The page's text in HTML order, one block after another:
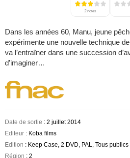
2 notes
Dans les années 60, Manu, jeune
expérimente une nouvelle technique
va l’entraîner dans une succession
d’imaginer…
Date de sortie : 2 juillet 2014
Editeur : Koba films
Edition : Keep Case, 2 DVD, PAL, Tous publics
Région : 2